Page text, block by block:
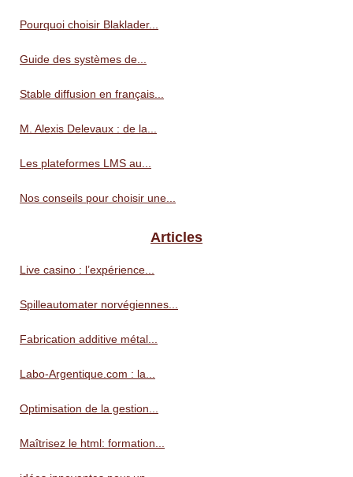
Pourquoi choisir Blaklader...
Guide des systèmes de...
Stable diffusion en français...
M. Alexis Delevaux : de la...
Les plateformes LMS au...
Nos conseils pour choisir une...
Articles
Live casino : l’expérience...
Spilleautomater norvégiennes...
Fabrication additive métal...
Labo-Argentique.com : la...
Optimisation de la gestion...
Maîtrisez le html: formation...